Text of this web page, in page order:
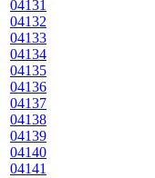
04131
04132
04133
04134
04135
04136
04137
04138
04139
04140
04141